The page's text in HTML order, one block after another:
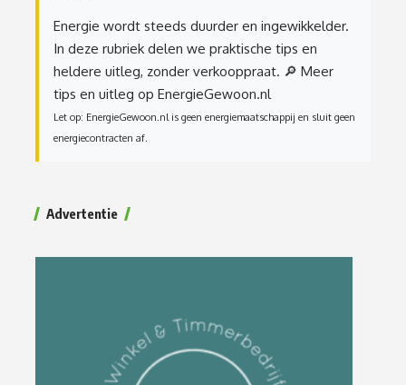
Energie wordt steeds duurder en ingewikkelder.
In deze rubriek delen we praktische tips en
heldere uitleg, zonder verkooppraat. 🔎 Meer
tips en uitleg op EnergieGewoon.nl
Let op: EnergieGewoon.nl is geen energiemaatschappij en sluit geen
energiecontracten af.
Advertentie